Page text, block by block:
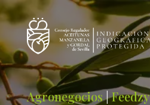
Agronegocios|Feedzy